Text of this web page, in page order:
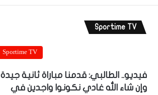
Sportime TV
Sportime TV
فيديو.. الطالبي: قدمنا مباراة ثانية جيدة
وإن شاء الله غادي نكونوا واجدين في